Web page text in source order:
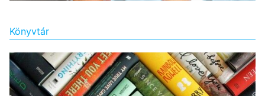
Könyvtár